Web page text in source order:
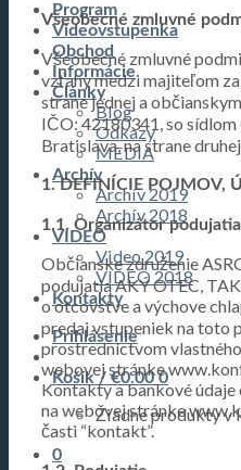
Program
Videovstupenka
Obchod
Informácie
Články
Blog
Odkazy
MEDIA
Archív
Archív 2019
Archív 2018
VIDEO
Video 2019
VIDEO 2018
Kontakty
Prihlásenie
Košík /€0.00 0
Žiadne produkty v
0
Všeobecné zmluvné
Všeobecné zmluvné
vzťahy medzi majiteľom
strane jednej a
IČO: 42180341, so sídlom
Bratislava, na strane
1. DEFINÍCIE POJMOV,
1.1. Organizátor podujatia
Občianske združenie
podujatia AKÝ OTEC,
o otcovstve a výchove
predaj vstupeniek na toto
prostredníctvom
webovej stránke
Kontakty a bankové
na webovej stránke
časti “kontakt”.